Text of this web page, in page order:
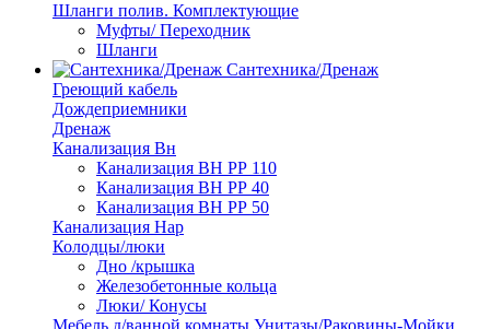
Шланги полив. Комплектующие
Муфты/ Переходник
Шланги
Сантехника/Дренаж
Греющий кабель
Дождеприемники
Дренаж
Канализация Вн
Канализация ВН РР 110
Канализация ВН РР 40
Канализация ВН РР 50
Канализация Нар
Колодцы/люки
Дно /крышка
Железобетонные кольца
Люки/ Конусы
Мебель д/ванной комнаты Унитазы/Раковины-Мойки